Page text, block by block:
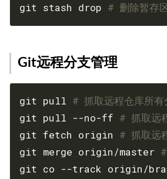
git stash drop # 删除暂存
Git远程分支管理
git pull # 抓取远程仓库所有
git pull --no-ff # 抓取远
git fetch origin # 抓取远
git merge origin/master
git co --track origin/